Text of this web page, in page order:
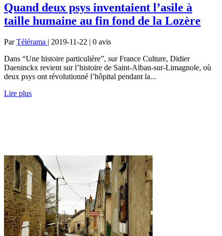
Quand deux psys inventaient l’asile à
taille humaine au fin fond de la Lozère
ParTélérama | 2019-11-22 | 0 avis
Dans “Une histoire particulière”, sur France Culture, Didier
Daeninckx revient sur l’histoire de Saint-­Alban-sur-Lima­gnole, où
deux psys ont révolutionné l’hôpital pendant la...
Lire plus